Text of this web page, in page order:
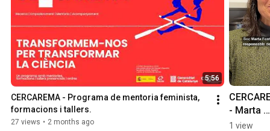
5:56
CERCAREMA - Programa de mentoria feminista,
formacions i tallers.
27 views • 2 months ago
- Marta
Fontanals
1 view